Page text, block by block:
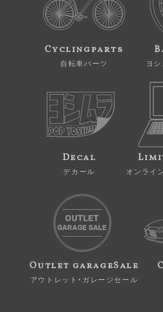
Cyclingparts
自転車パーツ ヨ
Decal
デカール オンライ
Outlet garageSale
アウトレット・ガレージセール